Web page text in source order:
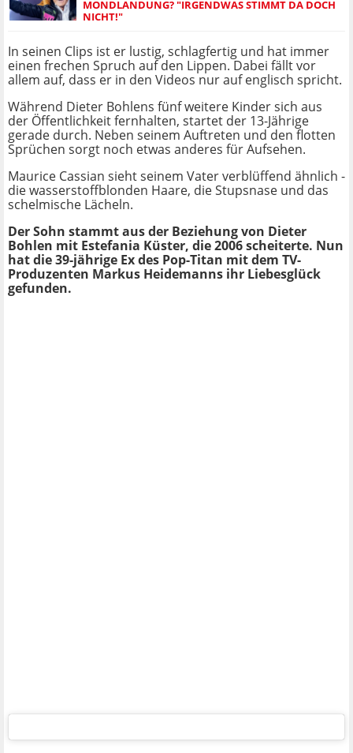
MONDLANDUNG? "IRGENDWAS STIMMT DA DOCH
NICHT!"
In seinen Clips ist er lustig, schlagfertig und hat immer
einen frechen Spruch auf den Lippen. Dabei fällt vor
allem auf, dass er in den Videos nur auf englisch spricht.
Während Dieter Bohlens fünf weitere Kinder sich aus
der Öffentlichkeit fernhalten, startet der 13-Jährige
gerade durch. Neben seinem Auftreten und den flotten
Sprüchen sorgt noch etwas anderes für Aufsehen.
Maurice Cassian sieht seinem Vater verblüffend ähnlich -
die wasserstoffblonden Haare, die Stupsnase und das
schelmische Lächeln.
Der Sohn stammt aus der Beziehung von Dieter
Bohlen mit Estefania Küster, die 2006 scheiterte. Nun
hat die 39-jährige Ex des Pop-Titan mit dem TV-
Produzenten Markus Heidemanns ihr Liebesglück
gefunden.